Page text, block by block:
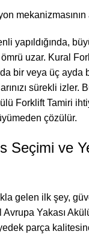
mekanizmasının
yapıldığında,
uzar. Kural
bir veya üç ayda
sürekli izler.
Forklift Tamiri
çözülür.
Seçimi ve
gelen ilk şey,
Avrupa Yakası
parça